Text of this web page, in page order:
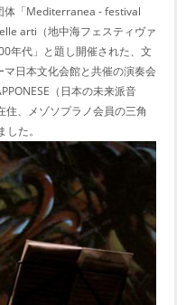
体「Mediterranea - festival
arti（地中海フェスティヴァ
年代」と題し開催された、文
日本文化会館と共催の演奏会
（日本の未来派音
、メゾソプラノ会員の三角
た。